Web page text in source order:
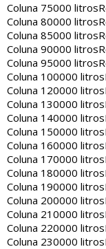
Coluna 75000 litros
Coluna 80000 litros
Coluna 85000 litros
Coluna 90000 litros
Coluna 95000 litros
Coluna 100000 litros
Coluna 120000 litros
Coluna 130000 litros
Coluna 140000 litros
Coluna 150000 litros
Coluna 160000 litros
Coluna 170000 litros
Coluna 180000 litros
Coluna 190000 litros
Coluna 200000 litros
Coluna 210000 litros
Coluna 220000 litros
Coluna 230000 litros